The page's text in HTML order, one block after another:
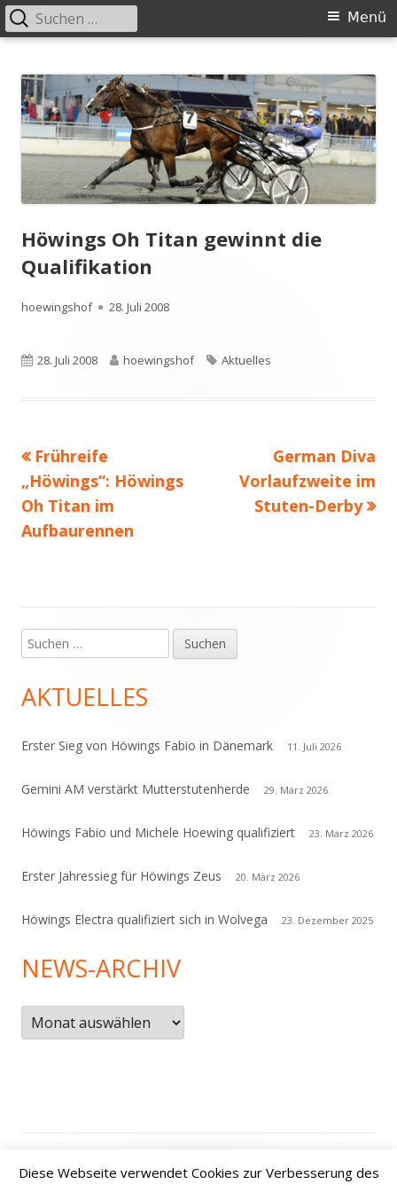
zum
Inhalt
Primäres
Menü
Suchen
nach:
Höwings Oh Titan gewinnt die
Qualifikation
Autor
hoewingshof
Veröffentlicht
28. Juli 2008
Veröffentlicht
28. Juli 2008 Autor
hoewingshof Schlagwörter
Aktuelles
Beitragsnavigation
Vorheriger
Beitrag:
Frühreife
„Höwings“: Höwings
Oh Titan im
Aufbaurennen
Nächster
Beitrag
German Diva
Vorlaufzweite im
Stuten-Derby
Haupt-
Seitenleiste
Suchen
nach:
AKTUELLES
Erster Sieg von Höwings Fabio in Dänemark 11. Juli 2026
Gemini AM verstärkt Mutterstutenherde 29. März 2026
Höwings Fabio und Michele Hoewing qualifiziert 23. März 2026
Erster Jahressieg für Höwings Zeus 20. März 2026
Höwings Electra qualifiziert sich in Wolvega 23. Dezember 2025
NEWS-ARCHIV
News-
Archiv
Inhalt
Datenschutzerklärung Kontakt | Impressum
Anfahrt /
Diese Webseite verwendet Cookies zur Verbesserung des